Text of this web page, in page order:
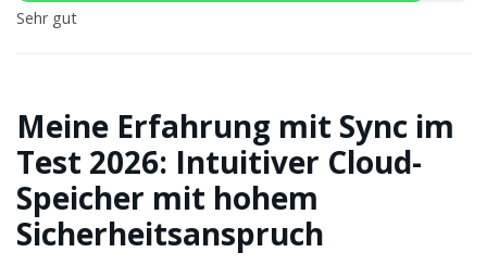
Sehr gut
Meine Erfahrung mit Sync im
Test 2026: Intuitiver Cloud-
Speicher mit hohem
Sicherheitsanspruch